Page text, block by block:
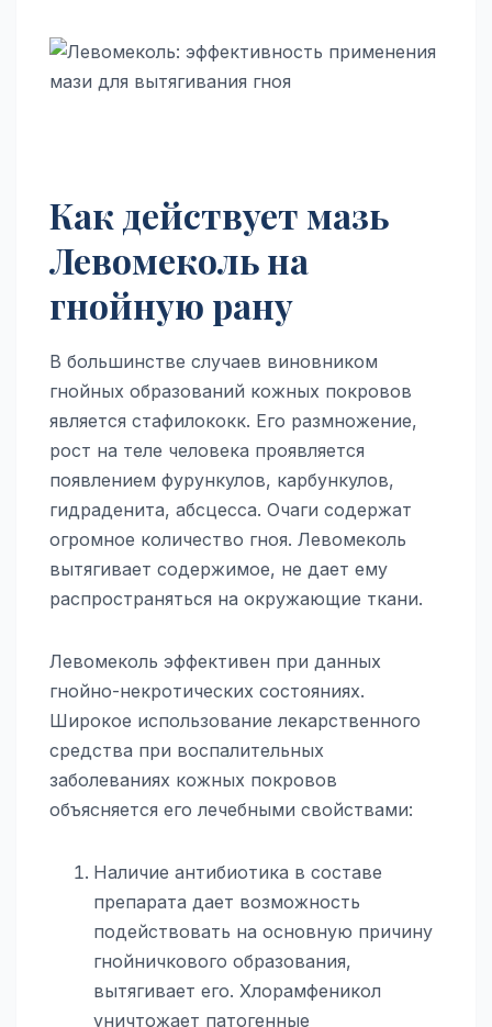
Как действует мазь
Левомеколь на
гнойную рану
В большинстве случаев виновником
гнойных образований кожных покровов
является стафилококк. Его размножение,
рост на теле человека проявляется
появлением фурункулов, карбункулов,
гидраденита, абсцесса. Очаги содержат
огромное количество гноя. Левомеколь
вытягивает содержимое, не дает ему
распространяться на окружающие ткани.
Левомеколь эффективен при данных
гнойно-некротических состояниях.
Широкое использование лекарственного
средства при воспалительных
заболеваниях кожных покровов
объясняется его лечебными свойствами:
Наличие антибиотика в составе
препарата дает возможность
подействовать на основную причину
гнойничкового образования,
вытягивает его. Хлорамфеникол
уничтожает патогенные